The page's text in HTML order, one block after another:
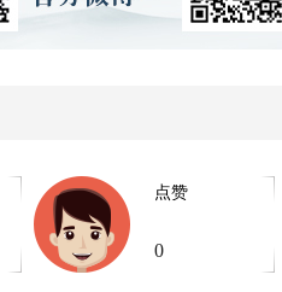
点赞
0